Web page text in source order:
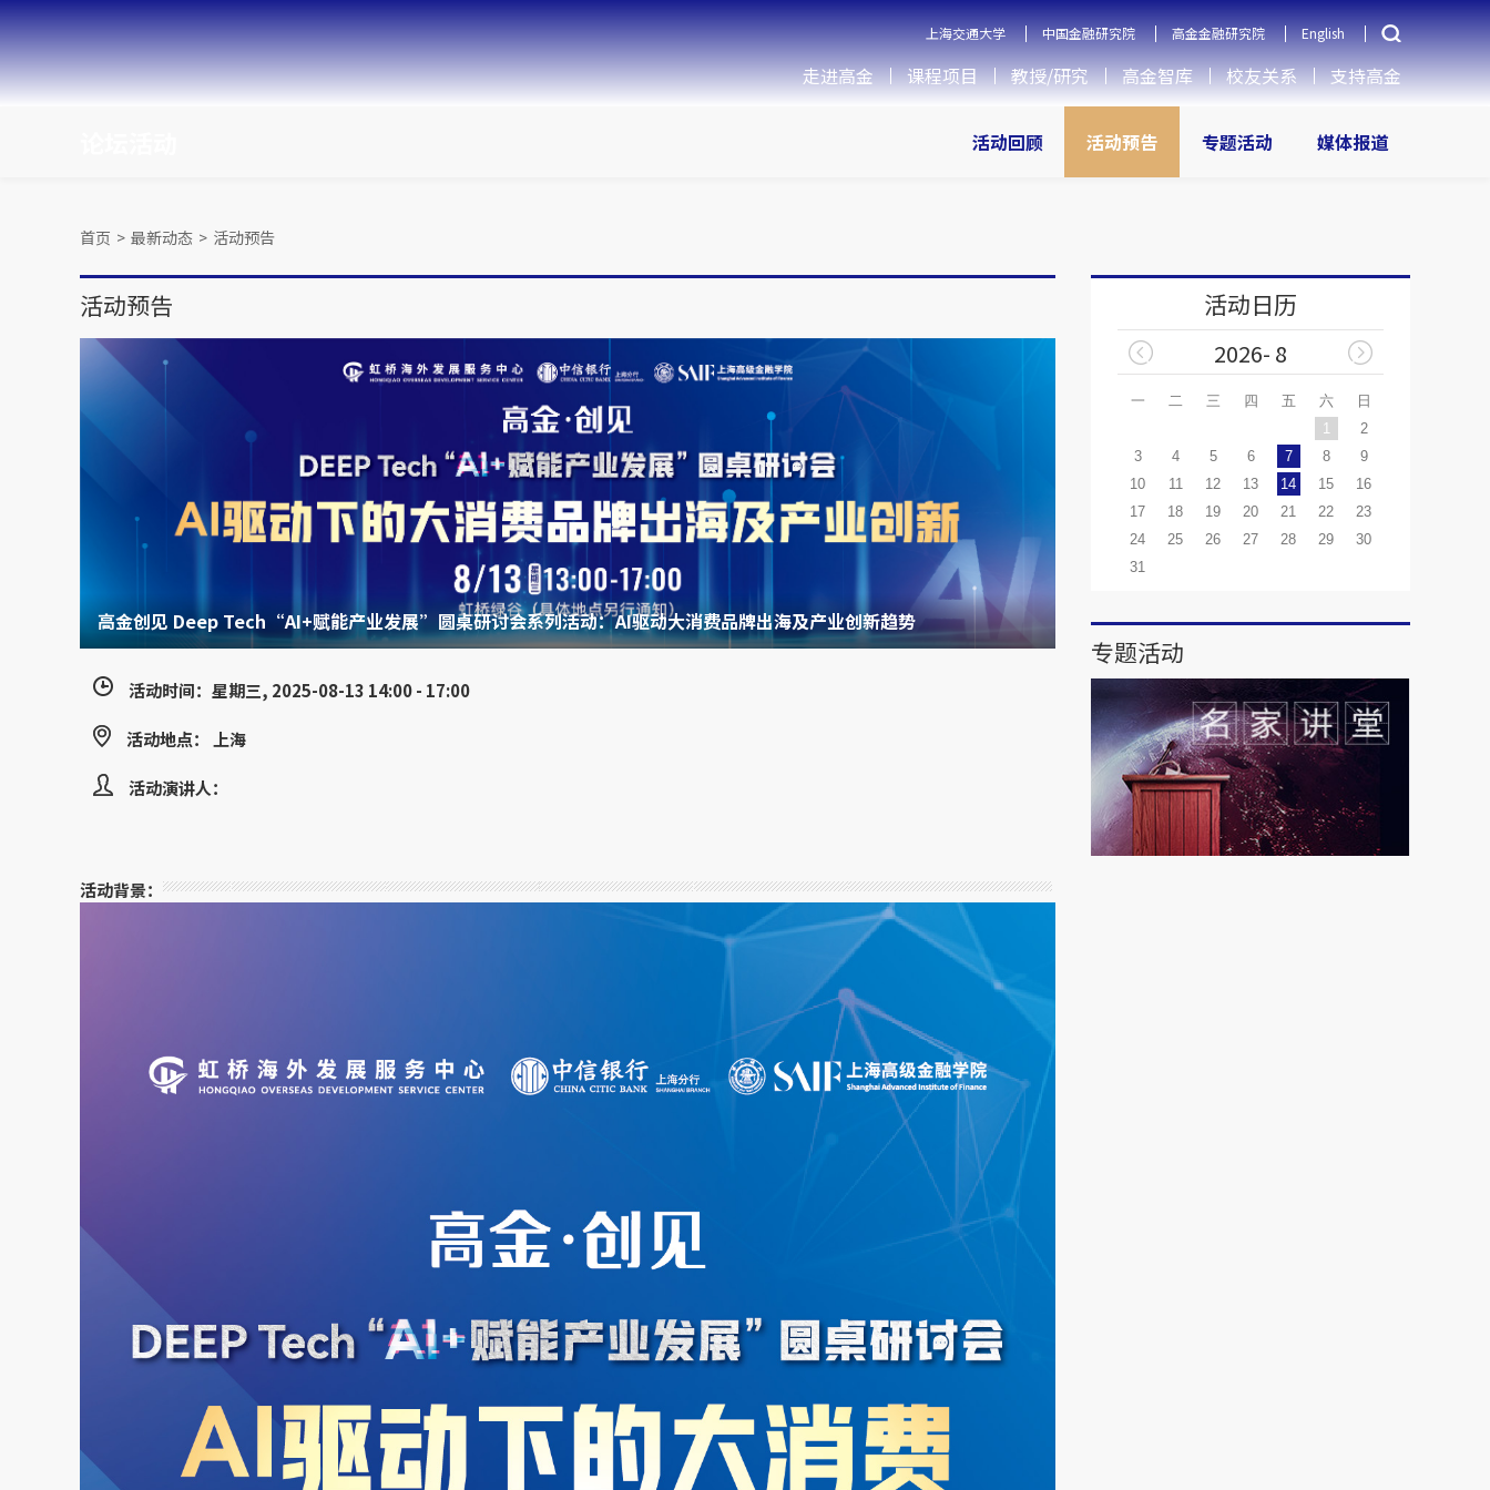
上海交通大学 中国金融研究院 高金金融研究院 English
走进高金 课程项目 教授/研究 高金智库 校友关系 支持高金
活动回顾 活动预告 专题活动 媒体报道
首页 > 最新动态 > 活动预告
活动预告
高金创见 Deep Tech“AI+赋能产业发展”圆桌研讨会系列活动：AI驱动大消费品牌出海及产业创新趋势
活动时间：星期三, 2025-08-13 14:00 - 17:00
活动地点： 上海
活动演讲人：
活动背景：
活动日历
2026- 8
一 二 三 四 五 六
日
1
2
3
4 5 6 7 8
9
10
11 12 13 14 15
16
17
18 19 20 21 22
23
24
25 26 27 28 29
30
31
专题活动